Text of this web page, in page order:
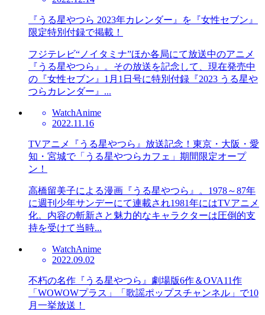
『うる星やつら 2023年カレンダー』を『女性セブン』
限定特別付録で掲載！
フジテレビ“ノイタミナ”ほか各局にて放送中のアニメ
『うる星やつら』。その放送を記念して、現在発売中
の『女性セブン』1月1日号に特別付録『2023 うる星や
つらカレンダー』...
WatchAnime
2022.11.16
TVアニメ『うる星やつら』放送記念！東京・大阪・愛
知・宮城で「うる星やつらカフェ」期間限定オープ
ン！
高橋留美子による漫画『うる星やつら』。1978～87年
に週刊少年サンデーにて連載され1981年にはTVアニメ
化。内容の斬新さと魅力的なキャラクターは圧倒的支
持を受けて当時...
WatchAnime
2022.09.02
不朽の名作『うる星やつら』劇場版6作＆OVA11作
「WOWOWプラス」「歌謡ポップスチャンネル」で10
月一挙放送！